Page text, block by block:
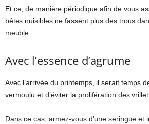
Et ce, de manière périodique afin de vous
bêtes nuisibles ne fassent plus des trous
meuble.
Avec l’essence d’agrume
Avec l’arrivée du printemps, il serait temps
vermoulu et d’éviter la prolifération des
Dans ce cas, armez-vous d’une seringue et